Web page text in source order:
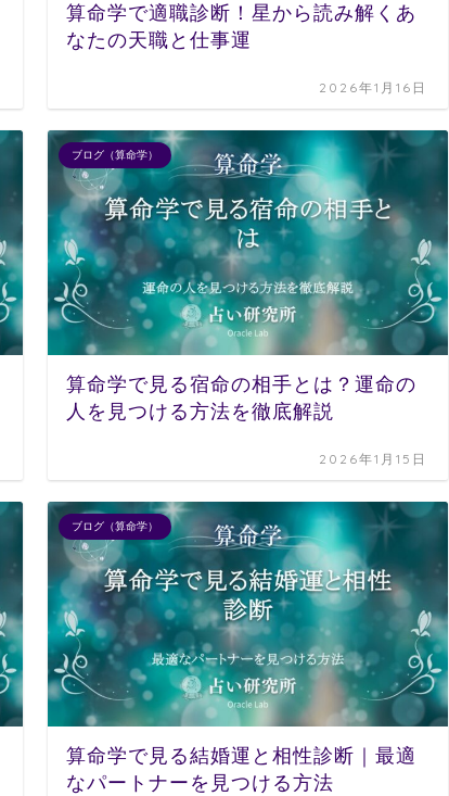
算命学で適職診断！星から読み解くあ
なたの天職と仕事運
2026年1月16日
ブログ（算命学）
算命学で見る宿命の相手とは？運命の
人を見つける方法を徹底解説
2026年1月15日
ブログ（算命学）
算命学で見る結婚運と相性診断｜最適
なパートナーを見つける方法